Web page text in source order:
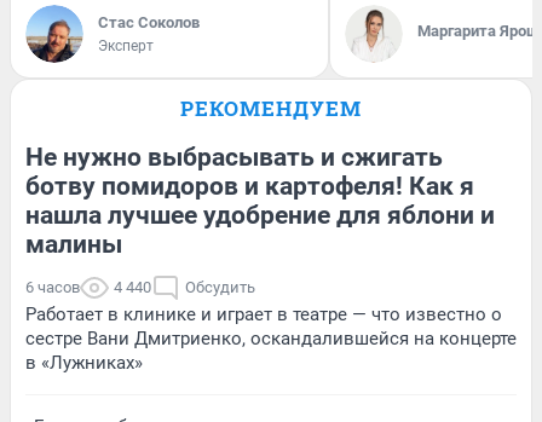
Стас Соколов
Эксперт
Маргарита
РЕКОМЕНДУЕМ
Не нужно выбрасывать и сжигать
ботву помидоров и картофеля! Как я
нашла лучшее удобрение для яблони и
малины
6 часов 4 440 Обсудить
Работает в клинике и играет в театре — что известно о
сестре Вани Дмитриенко, оскандалившейся на концерте
в «Лужниках»